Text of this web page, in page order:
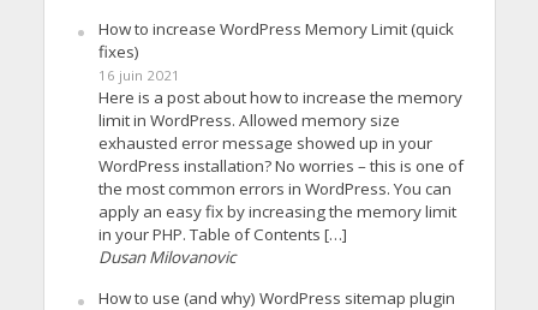
How to increase WordPress Memory Limit (quick
fixes)
16 juin 2021
Here is a post about how to increase the memory
limit in WordPress. Allowed memory size
exhausted error message showed up in your
WordPress installation? No worries – this is one of
the most common errors in WordPress. You can
apply an easy fix by increasing the memory limit
in your PHP. Table of Contents […]
Dusan Milovanovic
How to use (and why) WordPress sitemap plugin